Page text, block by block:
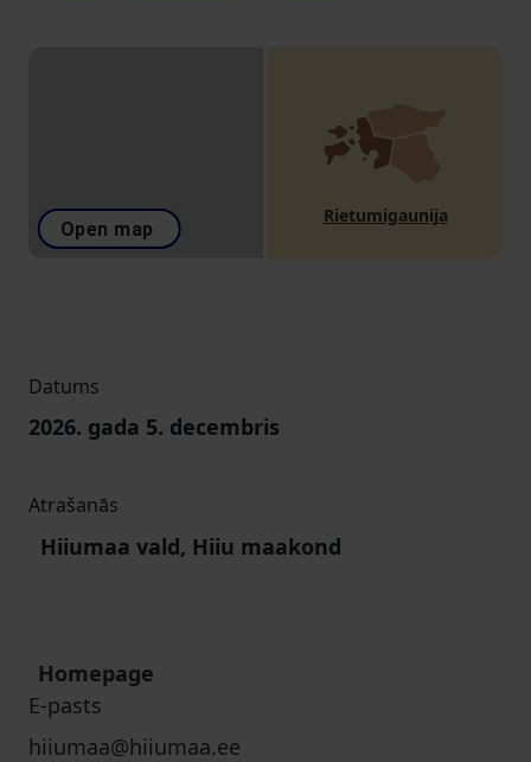
Open map
Rietumigaunija
Datums
2026. gada 5. decembris
Atrašanās
Hiiumaa vald, Hiiu maakond
Homepage
E-pasts
hiiumaa@hiiumaa.ee